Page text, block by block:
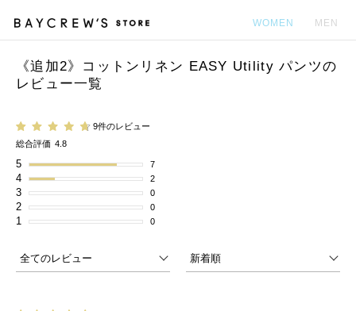
WOMEN MEN
《追加2》コットンリネン EASY Utility パンツの
レビュー一覧
9件のレビュー
総合評価 4.8
5 7
4 2
3 0
2 0
1 0